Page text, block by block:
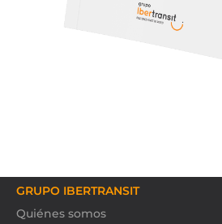
GRUPO IBERTRANSIT
Quiénes somos